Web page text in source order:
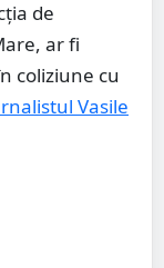
de
ar fi
coliziune cu
Vasile